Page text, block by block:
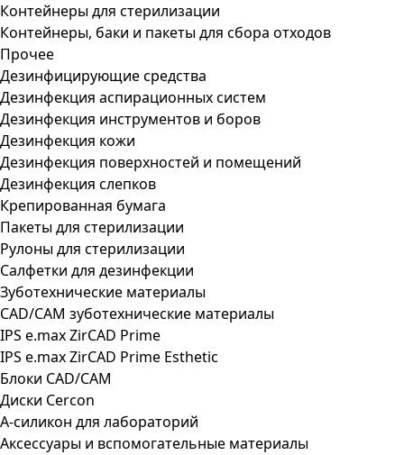
Контейнеры для стерилизации
Контейнеры, баки и пакеты для сбора отходов
Прочее
Дезинфицирующие средства
Дезинфекция аспирационных систем
Дезинфекция инструментов и боров
Дезинфекция кожи
Дезинфекция поверхностей и помещений
Дезинфекция слепков
Крепированная бумага
Пакеты для стерилизации
Рулоны для стерилизации
Салфетки для дезинфекции
Зуботехнические материалы
CAD/CAM зуботехнические материалы
IPS e.max ZirCAD Prime
IPS e.max ZirCAD Prime Esthetic
Блоки CAD/CAM
Диски Cercon
А-силикон для лабораторий
Аксессуары и вспомогательные материалы